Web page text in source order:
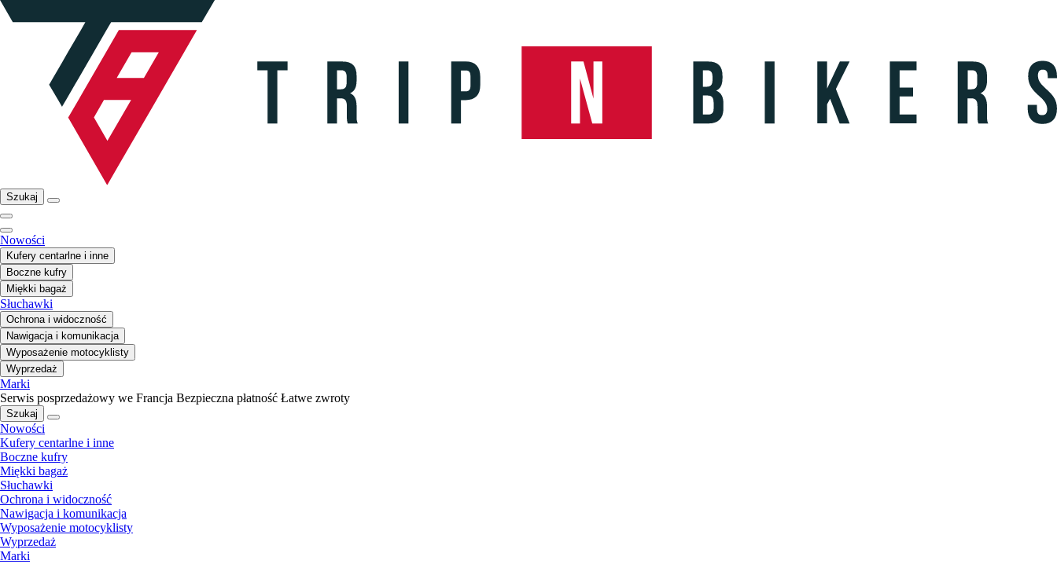
Szukaj
Nowości
Kufery centarlne i inne
Boczne kufry
Miękki bagaż
Słuchawki
Ochrona i widoczność
Nawigacja i komunikacja
Wyposażenie motocyklisty
Wyprzedaż
Marki
Serwis posprzedażowy we Francja Bezpieczna płatność Łatwe zwroty
Szukaj
Nowości
Kufery centarlne i inne
Boczne kufry
Miękki bagaż
Słuchawki
Ochrona i widoczność
Nawigacja i komunikacja
Wyposażenie motocyklisty
Wyprzedaż
Marki